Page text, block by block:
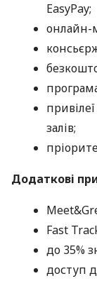
EasyPay;
онлайн-
залів;
Додаткові
Fast
до 35%
доступ